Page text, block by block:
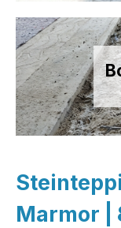
Marmor |